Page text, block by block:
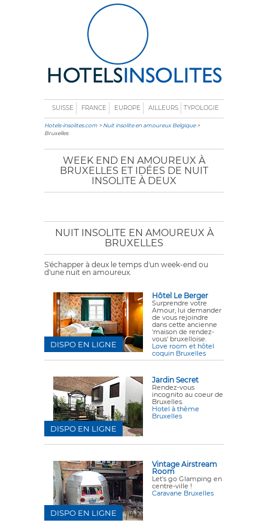
SUISSE FRANCE EUROPE AILLEURS TYPOLOGIE
Hotels-insolites.com >Nuit insolite en amoureux Belgique>
Bruxelles
WEEK END EN AMOUREUX À
BRUXELLES ET IDÉES DE NUIT
INSOLITE À DEUX
NUIT INSOLITE EN AMOUREUX À
BRUXELLES
S'échapper à deux le temps d'un week-end ou
d'une nuit en amoureux.
Hôtel Le Berger
Surprendre votre
Amour, lui demander
de vous rejoindre
dans cette ancienne
'maison de rendez-
vous' bruxelloise.
Love room et hôtel
coquin Bruxelles
DISPO EN LIGNE
Jardin Secret
Rendez-vous
incognito au coeur de
Bruxelles.
Hotel à thème
Bruxelles
DISPO EN LIGNE
Vintage Airstream
Room
Let's go Glamping en
centre-ville !
Caravane Bruxelles
DISPO EN LIGNE